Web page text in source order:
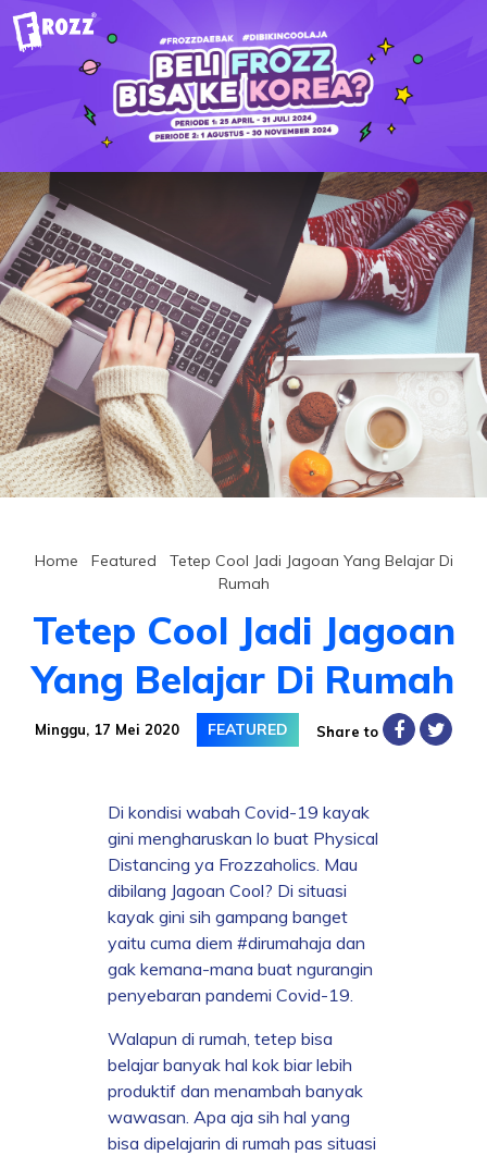
Home Featured
Tetep Cool Jadi Jagoan Yang Belajar Di
Rumah
Tetep Cool Jadi Jagoan
Yang Belajar Di Rumah
Minggu, 17 Mei 2020 FEATURED Share to
Di kondisi wabah Covid-19 kayak
gini mengharuskan lo buat Physical
Distancing ya Frozzaholics. Mau
dibilang Jagoan Cool? Di situasi
kayak gini sih gampang banget
yaitu cuma diem #dirumahaja dan
gak kemana-mana buat ngurangin
penyebaran pandemi Covid-19.
Walapun di rumah, tetep bisa
belajar banyak hal kok biar lebih
produktif dan menambah banyak
wawasan. Apa aja sih hal yang
bisa dipelajarin di rumah pas situasi